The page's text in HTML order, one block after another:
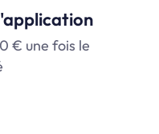
€ une fois le